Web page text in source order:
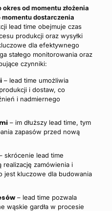
od momentu złożenia
dostarczenia
lead time obejmuje czas
produkcji oraz wysyłki
dla efektywnego
stałego monitorowania oraz
czynniki:
– lead time umożliwia
i dostaw, co
i nadmiernego
– im dłuższy lead time, tym
zapasów przed nową
skrócenie lead time
realizację zamówienia i
jest kluczowe dla budowania
– lead time pozwala
wąskie gardła w procesie